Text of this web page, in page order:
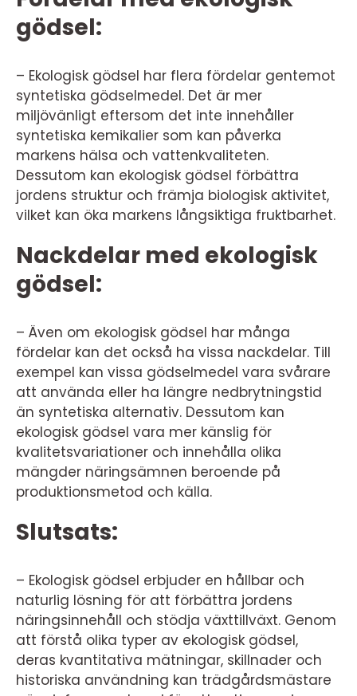
gödsel:
– Ekologisk gödsel har flera fördelar gentemot
syntetiska gödselmedel. Det är mer
miljövänligt eftersom det inte innehåller
syntetiska kemikalier som kan påverka
markens hälsa och vattenkvaliteten.
Dessutom kan ekologisk gödsel förbättra
jordens struktur och främja biologisk aktivitet,
vilket kan öka markens långsiktiga fruktbarhet.
Nackdelar med ekologisk
gödsel:
– Även om ekologisk gödsel har många
fördelar kan det också ha vissa nackdelar. Till
exempel kan vissa gödselmedel vara svårare
att använda eller ha längre nedbrytningstid
än syntetiska alternativ. Dessutom kan
ekologisk gödsel vara mer känslig för
kvalitetsvariationer och innehålla olika
mängder näringsämnen beroende på
produktionsmetod och källa.
Slutsats:
– Ekologisk gödsel erbjuder en hållbar och
naturlig lösning för att förbättra jordens
näringsinnehåll och stödja växttillväxt. Genom
att förstå olika typer av ekologisk gödsel,
deras kvantitativa mätningar, skillnader och
historiska användning kan trädgårdsmästare